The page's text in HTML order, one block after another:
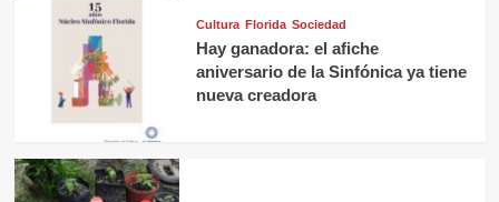
Cultura Florida Sociedad
Hay ganadora: el afiche
aniversario de la Sinfónica ya tiene
nueva creadora